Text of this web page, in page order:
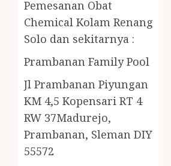
Pemesanan Obat
Chemical Kolam Renang
Solo dan sekitarnya :
Prambanan Family Pool
Jl Prambanan Piyungan
KM 4,5 Kopensari RT 4
RW 37Madurejo,
Prambanan, Sleman DIY
55572